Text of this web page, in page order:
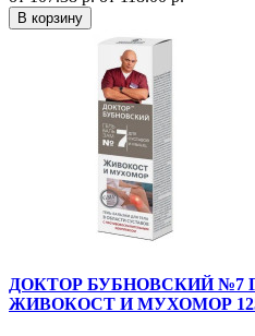
В корзину
ДОКТОР БУБНОВСКИЙ №7
ЖИВОКОСТ И МУХОМОР